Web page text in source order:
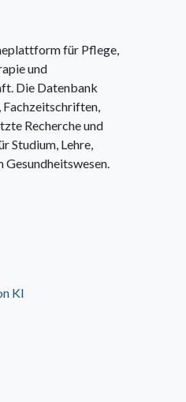
für Pflege,
und
Die Datenbank
Recherche und
Studium, Lehre,
Gesundheitswesen.
KI